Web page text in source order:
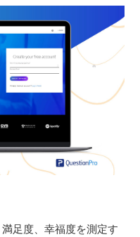
足度、幸福度を測定す